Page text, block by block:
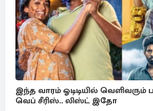
இந்த வாரம் ஓடிடியில்
வெப் சீரிஸ்.. லிஸ்ட் இதோ